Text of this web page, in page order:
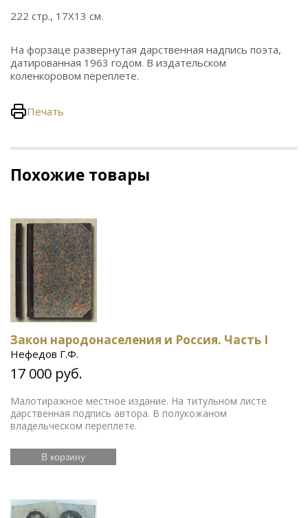
222 стр., 17Х13 см.
На форзаце развернутая дарственная надпись поэта,
датированная 1963 годом. В издательском
коленкоровом переплете.
Печать
Похожие товары
Закон народонаселения и Россия. Часть I
Нефедов Г.Ф.
17 000 руб.
Малотиражное местное издание. На титульном листе
дарственная подпись автора. В полукожаном
владельческом переплете.
В корзину